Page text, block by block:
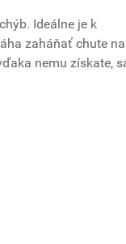
Ideálne je k
zaháňať chute na
nemu získate,